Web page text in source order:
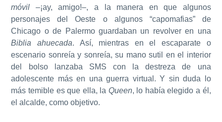
móvil –¡ay, amigo!–, a la manera en que algunos
personajes del Oeste o algunos “capomafias” de
Chicago o de Palermo guardaban un revolver en una
Biblia ahuecada. Así, mientras en el escaparate o
escenario sonreía y sonreía, su mano sutil en el interior
del bolso lanzaba SMS con la destreza de una
adolescente más en una guerra virtual. Y sin duda lo
más temible es que ella, la Queen, lo había elegido a él,
el alcalde, como objetivo.